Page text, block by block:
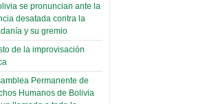
se pronuncian ante la
desatada contra la
y su gremio
de la improvisación
Permanente de
Humanos de Bolivia